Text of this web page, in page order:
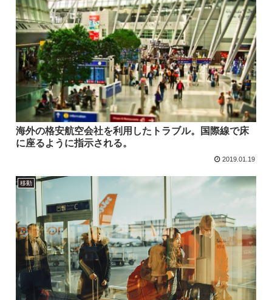
海外の格安航空会社を利用したトラブル。国際線で床
に座るように指示される。
2019.01.19
移動